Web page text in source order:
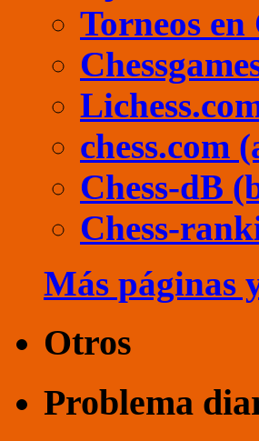
Torneos
chess.com
Chess-dB
Chess-
Más páginas
Otros
Problema